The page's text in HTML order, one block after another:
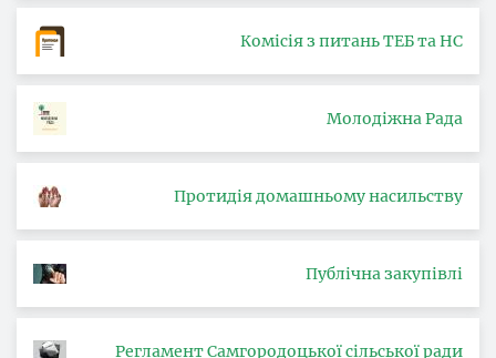
Комісія з питань ТЕБ та НС
Молодіжна Рада
Протидія домашньому насильству
Публічна закупівлі
Регламент Самгородоцької сільської ради